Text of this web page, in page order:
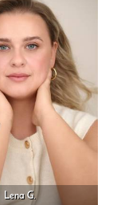
Lena G.